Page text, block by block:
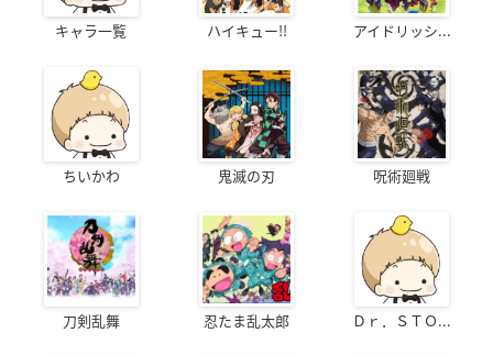
キャラ一覧 ハイキュー!! アイドリッシ...
ちいかわ 鬼滅の刃 呪術廻戦
刀剣乱舞 忍たま乱太郎 Ｄｒ．ＳＴＯ...